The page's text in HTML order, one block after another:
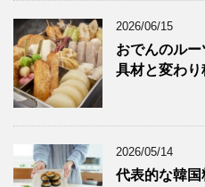
2026/06/15
おでんのル
具材と変わ
2026/05/14
代表的な韓